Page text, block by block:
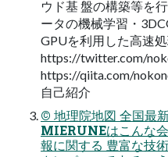
ウド基 盤の構築等を
ータの機械学習・
GPUを利用した高速
https://twitter.com/
https://qiita.com/
自己紹介
© 地理院地図 全国最
MIERUNEはこんな
報に関する 豊富な技